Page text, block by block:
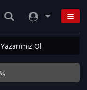
Yazarımız Ol